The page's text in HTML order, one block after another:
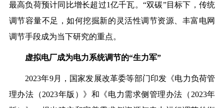
最高负荷预计同比增长超过1亿千瓦。“双碳”目标下，传统
调节容量不足，如何挖掘新的灵活性调节资源、丰富电网
调节手段成为当下研究的重点。
虚拟电厂成为电力系统调节的“生力军”
2023年9月，国家发展改革委等部门印发《电力负荷管
理办法（2023年版）》和《电力需求侧管理办法（2023年